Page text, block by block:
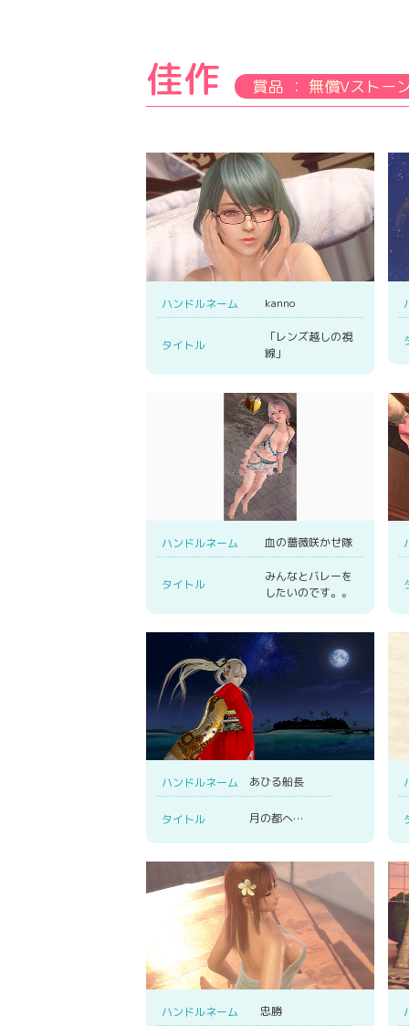
佳作 賞品 ： 無償Vストー
ハンドルネーム kanno
タイトル
「レンズ越しの視
線」
ハンドルネーム 血の薔薇咲かせ隊
タイトル
みんなとバレーを
したいのです。。
ハンドルネーム あひる船長
タイトル 月の都へ…
ハンドルネーム 忠勝